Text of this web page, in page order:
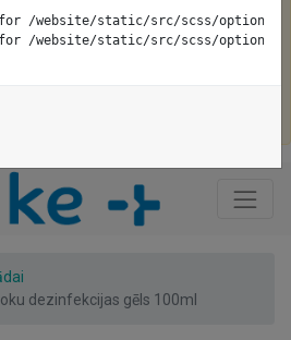
dezinfekcijas gēls 100ml
/website/static/src/scss/options/
/website/static/src/scss/options/